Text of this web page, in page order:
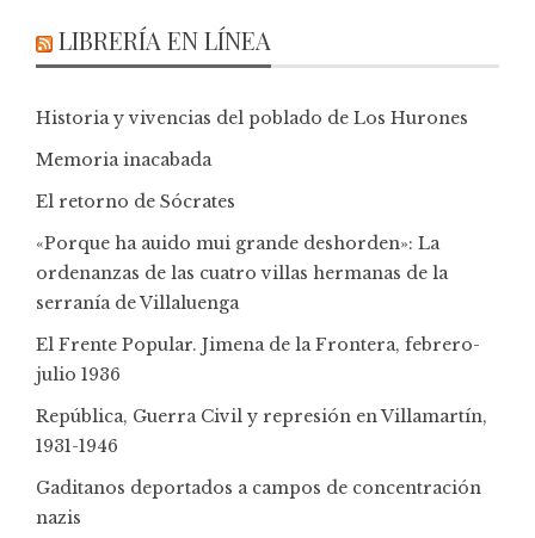
LIBRERÍA EN LÍNEA
Historia y vivencias del poblado de Los Hurones
Memoria inacabada
El retorno de Sócrates
«Porque ha auido mui grande deshorden»: La
ordenanzas de las cuatro villas hermanas de la
serranía de Villaluenga
El Frente Popular. Jimena de la Frontera, febrero-
julio 1936
República, Guerra Civil y represión en Villamartín,
1931-1946
Gaditanos deportados a campos de concentración
nazis